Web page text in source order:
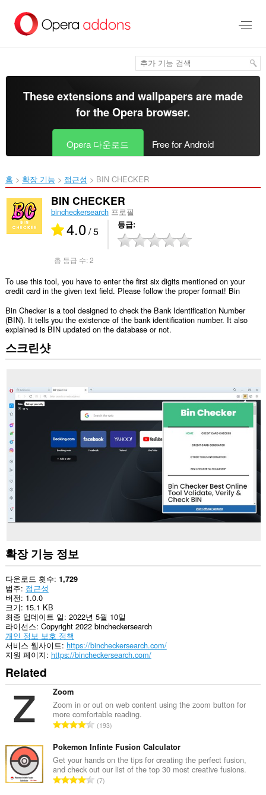
건
These extensions and wallpapers are made
for theOpera browser.
Opera 다운로드 Free for Android
홈 확장 기능 접근성 BIN CHECKER‎
BIN CHECKER
bincheckersearch프로필
4.0/ 5 등급
총 등급 수:2
To use this tool, you have to enter the first six digits mentioned on your
credit card in the given text field. Please follow the proper format! Bin
Bin Checker is a tool designed to check the Bank Identification Number
(BIN). It tells you the existence of the bank identification number. It also
explained is BIN updated on the database or not.
스크린샷
확장 기능 정보
다운로드 횟수 1,729
범주 접근성
버전 1.0.0
크기 15.1 KB
최종 업데이트 일 2022년 5월 10일
라이선스 Copyright 2022 bincheckersearch
개인 정보 보호 정책
서비스 웹사이트 https://bincheckersearch.com/
지원 페이지 https://bincheckersearch.com/
Related
Zoom
Zoom in or out on web content using the zoom button for
more comfortable reading.
총
급
수
:
193
Pokemon Infinte Fusion Calculator
Get your hands on the tips for creating the perfect fusion,
and check out our list of the top 30 most creative fusions.
총
7